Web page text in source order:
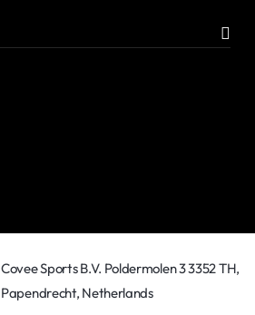
Covee Sports B.V. Poldermolen 3 3352 TH,
Papendrecht, Netherlands